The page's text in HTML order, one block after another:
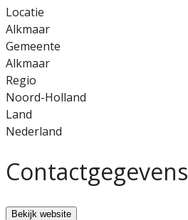
Locatie
Alkmaar
Gemeente
Alkmaar
Regio
Noord-Holland
Land
Nederland
Contactgegevens
Bekijk website